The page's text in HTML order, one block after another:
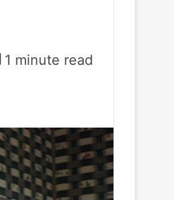
1 minute read